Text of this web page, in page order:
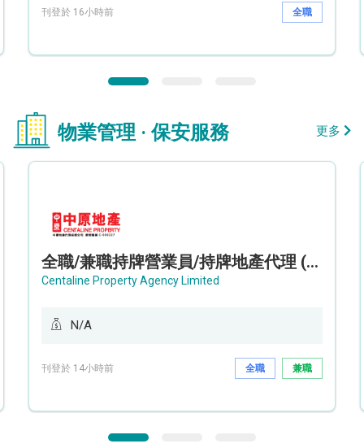
刊登於 16小時前 全職
物業管理 · 保安服務 更多
全職/兼職持牌營業員/持牌地產代理 (長沙灣/將軍澳/油塘)
Centaline Property Agency Limited
N/A
刊登於 14小時前 全職 兼職